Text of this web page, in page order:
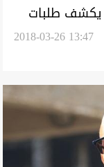
يكشف طلبات
2018-03-26 13:47